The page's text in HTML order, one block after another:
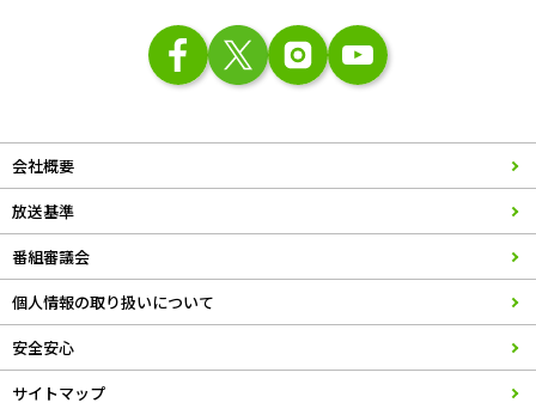
会社概要
放送基準
番組審議会
個人情報の取り扱いについて
安全安心
サイトマップ